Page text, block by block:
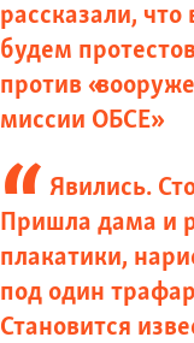
рассказали, что
будем
против
миссии ОБСЕ»
Явились.
Пришла дама и
плакатики,
под один
Становится